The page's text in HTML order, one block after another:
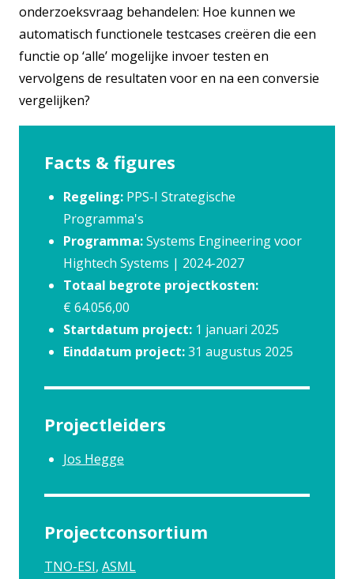
onderzoeksvraag behandelen: Hoe kunnen we
automatisch functionele testcases creëren die een
functie op ‘alle’ mogelijke invoer testen en
vervolgens de resultaten voor en na een conversie
vergelijken?
Facts & figures
Regeling: PPS-I Strategische
Programma's
Programma:Systems Engineering voor
Hightech Systems | 2024-2027
Totaal begrote projectkosten:
€ 64.056,00
Startdatum project: 1 januari 2025
Einddatum project:31 augustus 2025
Projectleiders
Jos Hegge
Projectconsortium
TNO-ESI ASML